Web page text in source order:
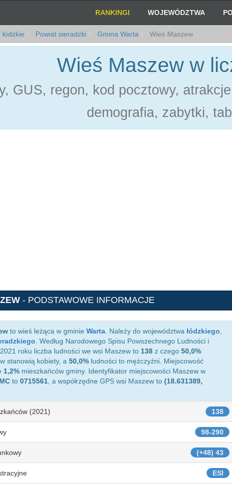
RANKINGI WOJEWÓDZTWA
Powiat sieradzki Gmina Warta Wieś Maszew
Wieś Maszew w
GUS, regon, kod pocztowy,
demografia, zabytki,
- PODSTAWOWE INFORMACJE
to wieś leżąca w gminie Warta . Należy do województwa łódzkiego
. Według Narodowego Spisu Powszechnego Ludności i
roku liczba ludności we wsi Maszew to 138 z czego 50,0%
stanowią kobiety, a 50,0% ludności to mężczyźni. Miejscowość
1,2% mieszkańców gminy. Identyfikator miejscowości Maszew w
to 0715561 , a współrzędne GPS wsi Maszew to (18.631389,
138
(2021)
98-290
(+48) 43
ESI